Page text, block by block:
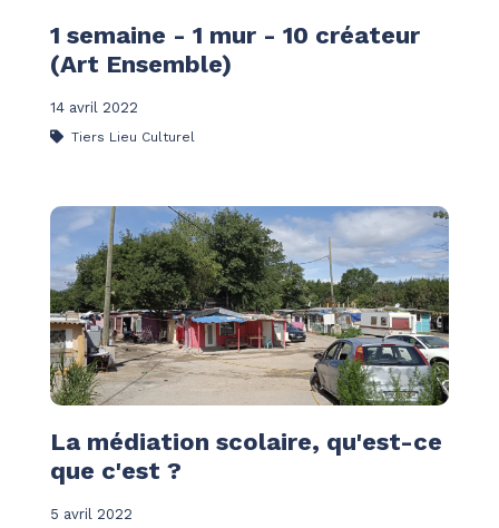
1 semaine - 1 mur - 10 créateur
(Art Ensemble)
14 avril 2022
Tiers Lieu Culturel
La médiation scolaire, qu'est-ce
que c'est ?
5 avril 2022